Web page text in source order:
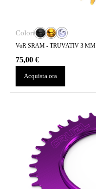
Colori
VoR SRAM - TRUVATIV 3 MM
75,00€
Acquista ora